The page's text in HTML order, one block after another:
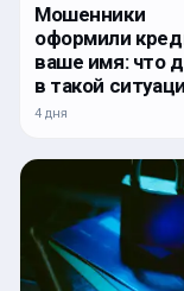
Мошенники
оформили
ваше имя: что
в такой
4 дня